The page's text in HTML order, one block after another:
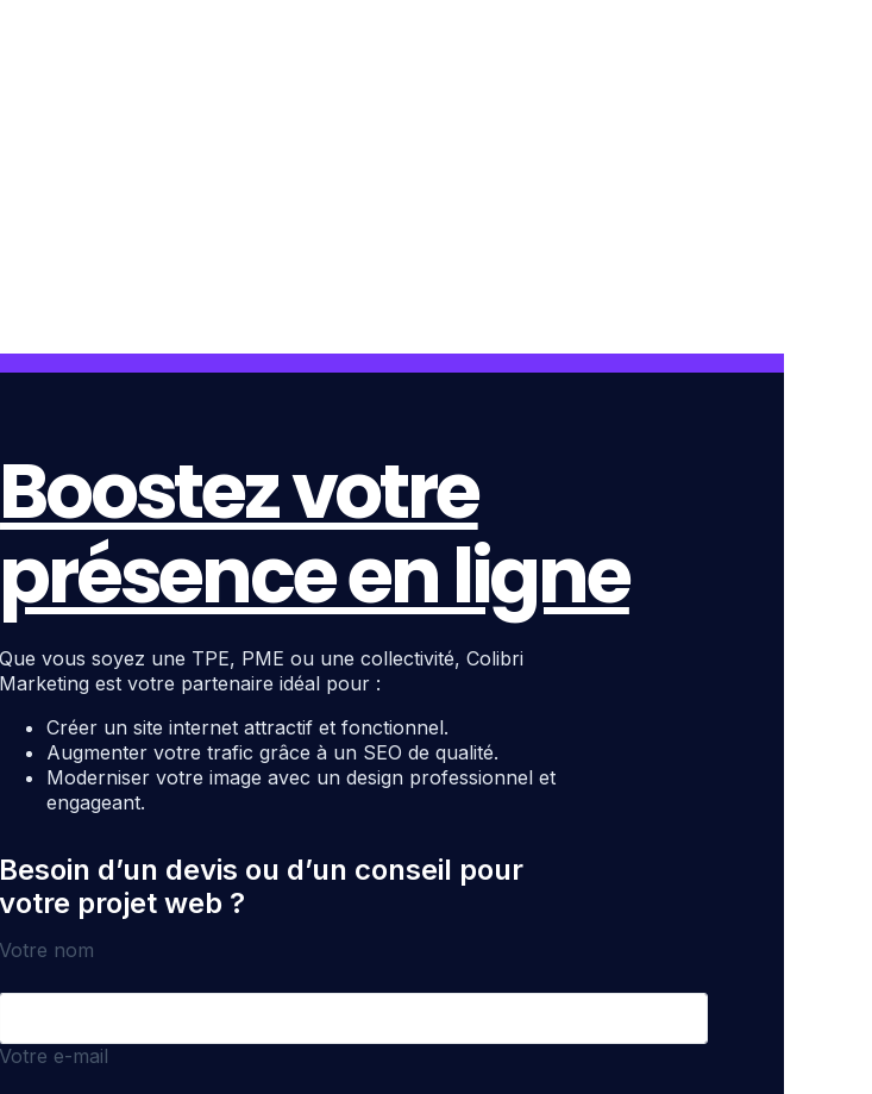
Boostez votre
présence en ligne
Que vous soyez une TPE, PME ou une collectivité, Colibri
Marketing est votre partenaire idéal pour :
Créer un site internet attractif et fonctionnel.
Augmenter votre trafic grâce à un SEO de qualité.
Moderniser votre image avec un design professionnel et
engageant.
Besoin d’un devis ou d’un conseil pour
votre projet web ?
Votre nom
Votre e-mail